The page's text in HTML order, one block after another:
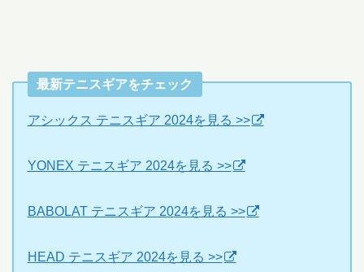
最新テニスギアをチェック
アシックス テニスギア 2024を見る >>
YONEX テニスギア 2024を見る >>
BABOLAT テニスギア 2024を見る >>
HEAD テニスギア 2024を見る >>